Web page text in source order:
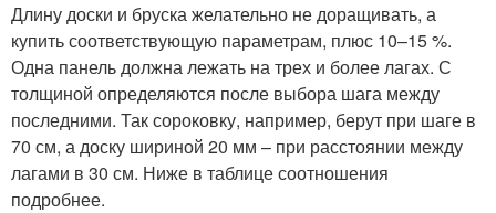
Длину доски и бруска желательно не доращивать, а
купить соответствующую параметрам, плюс 10–15 %.
Одна панель должна лежать на трех и более лагах. С
толщиной определяются после выбора шага между
последними. Так сороковку, например, берут при шаге в
70 см, а доску шириной 20 мм – при расстоянии между
лагами в 30 см. Ниже в таблице соотношения
подробнее.